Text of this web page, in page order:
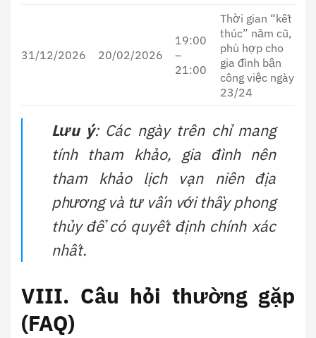
31/12/2026 20/02/2026
19:00
–
21:00
Thời gian “kết
thúc” năm cũ,
phù hợp cho
gia đình bận
công việc ngày
23/24
Lưu ý: Các ngày trên chỉ mang
tính tham khảo, gia đình nên
tham khảo lịch vạn niên địa
phương và tư vấn với thầy phong
thủy để có quyết định chính xác
nhất.
VIII. Câu hỏi thường gặp
(FAQ)